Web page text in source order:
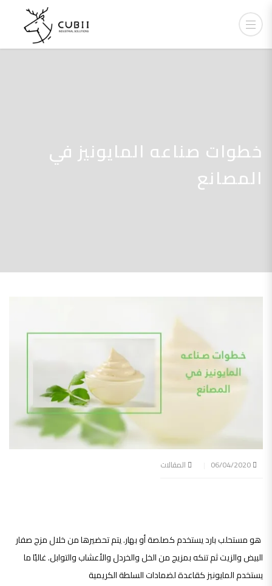
خطوات صناعه المايونيز في
المصانع
المقالات
هو مستحلب بارد يستخدم كصلصة أو بهار. يتم تحضيرها من خلال مزج صفار
البيض والزيت ثم تنكه بمزيج من الخل والخردل والأعشاب والتوابل. غالبًا ما
يستخدم المايونيز كقاعدة لضمادات السلطة الكريمية